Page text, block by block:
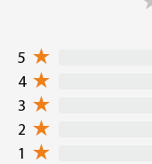
5
4
3
2
1